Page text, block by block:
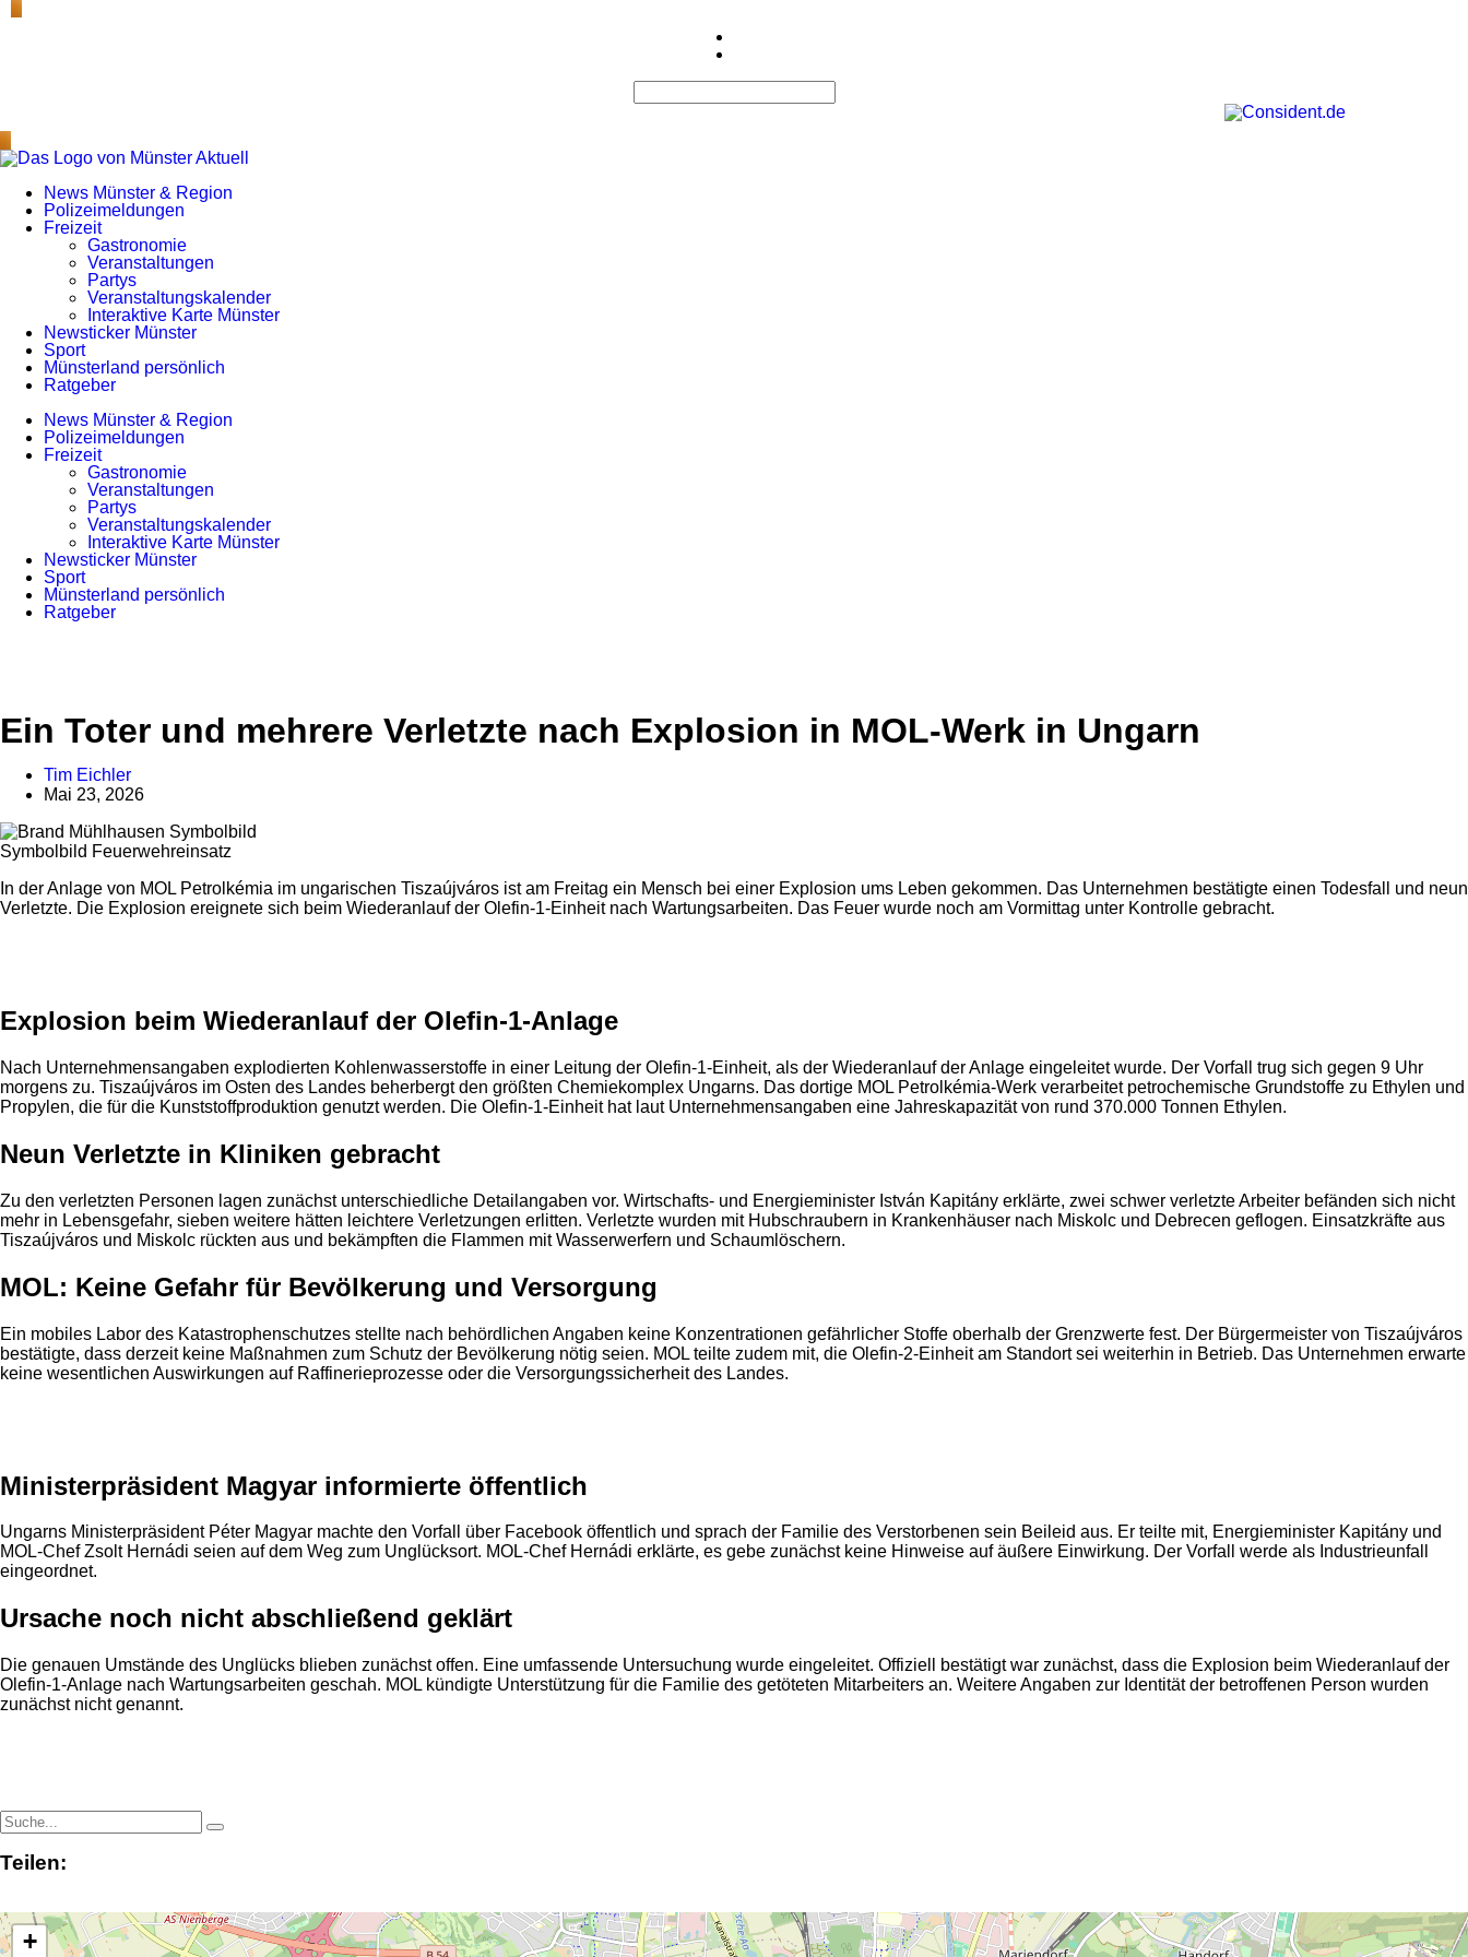
News Münster & Region
Polizeimeldungen
Freizeit
Gastronomie
Veranstaltungen
Partys
Veranstaltungskalender
Interaktive Karte Münster
Newsticker Münster
Sport
Münsterland persönlich
Ratgeber
News Münster & Region
Polizeimeldungen
Freizeit
Gastronomie
Veranstaltungen
Partys
Veranstaltungskalender
Interaktive Karte Münster
Newsticker Münster
Sport
Münsterland persönlich
Ratgeber
Ein Toter und mehrere Verletzte nach Explosion in MOL-Werk in Ungarn
Tim Eichler
Mai 23, 2026
Symbolbild Feuerwehreinsatz
In der Anlage von MOL Petrolkémia im ungarischen Tiszaújváros ist am Freitag ein Mensch bei einer Explosion ums Leben gekommen. Das Unternehmen bestätigte einen Todesfall und neun
Verletzte. Die Explosion ereignete sich beim Wiederanlauf der Olefin-1-Einheit nach Wartungsarbeiten. Das Feuer wurde noch am Vormittag unter Kontrolle gebracht.
Explosion beim Wiederanlauf der Olefin-1-Anlage
Nach Unternehmensangaben explodierten Kohlenwasserstoffe in einer Leitung der Olefin-1-Einheit, als der Wiederanlauf der Anlage eingeleitet wurde. Der Vorfall trug sich gegen 9 Uhr
morgens zu. Tiszaújváros im Osten des Landes beherbergt den größten Chemiekomplex Ungarns. Das dortige MOL Petrolkémia-Werk verarbeitet petrochemische Grundstoffe zu Ethylen und
Propylen, die für die Kunststoffproduktion genutzt werden. Die Olefin-1-Einheit hat laut Unternehmensangaben eine Jahreskapazität von rund 370.000 Tonnen Ethylen.
Neun Verletzte in Kliniken gebracht
Zu den verletzten Personen lagen zunächst unterschiedliche Detailangaben vor. Wirtschafts- und Energieminister István Kapitány erklärte, zwei schwer verletzte Arbeiter befänden sich nicht
mehr in Lebensgefahr, sieben weitere hätten leichtere Verletzungen erlitten. Verletzte wurden mit Hubschraubern in Krankenhäuser nach Miskolc und Debrecen geflogen. Einsatzkräfte aus
Tiszaújváros und Miskolc rückten aus und bekämpften die Flammen mit Wasserwerfern und Schaumlöschern.
MOL: Keine Gefahr für Bevölkerung und Versorgung
Ein mobiles Labor des Katastrophenschutzes stellte nach behördlichen Angaben keine Konzentrationen gefährlicher Stoffe oberhalb der Grenzwerte fest. Der Bürgermeister von Tiszaújváros
bestätigte, dass derzeit keine Maßnahmen zum Schutz der Bevölkerung nötig seien. MOL teilte zudem mit, die Olefin-2-Einheit am Standort sei weiterhin in Betrieb. Das Unternehmen erwarte
keine wesentlichen Auswirkungen auf Raffinerieprozesse oder die Versorgungssicherheit des Landes.
Ministerpräsident Magyar informierte öffentlich
Ungarns Ministerpräsident Péter Magyar machte den Vorfall über Facebook öffentlich und sprach der Familie des Verstorbenen sein Beileid aus. Er teilte mit, Energieminister Kapitány und
MOL-Chef Zsolt Hernádi seien auf dem Weg zum Unglücksort. MOL-Chef Hernádi erklärte, es gebe zunächst keine Hinweise auf äußere Einwirkung. Der Vorfall werde als Industrieunfall
eingeordnet.
Ursache noch nicht abschließend geklärt
Die genauen Umstände des Unglücks blieben zunächst offen. Eine umfassende Untersuchung wurde eingeleitet. Offiziell bestätigt war zunächst, dass die Explosion beim Wiederanlauf der
Olefin-1-Anlage nach Wartungsarbeiten geschah. MOL kündigte Unterstützung für die Familie des getöteten Mitarbeiters an. Weitere Angaben zur Identität der betroffenen Person wurden
zunächst nicht genannt.
Teilen:
+